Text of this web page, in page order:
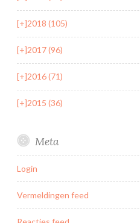
[+]2018 (105)
[+]2017 (96)
[+]2016 (71)
[+]2015 (36)
Meta
Login
Vermeldingen feed